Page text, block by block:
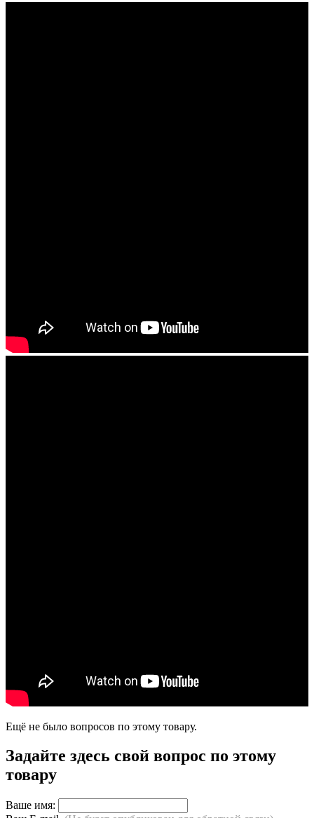
Ещё не было вопросов по этому товару.
Задайте здесь свой вопрос по этому
товару
Ваше имя: